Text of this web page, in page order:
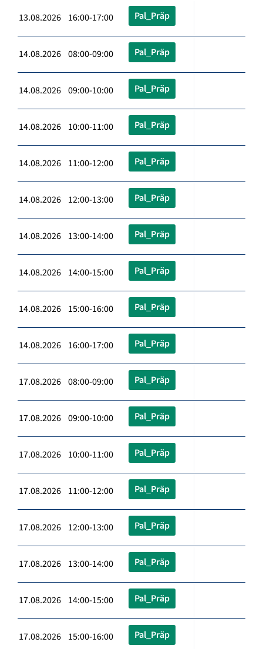
13.08.2026 16:00-17:00 Pal_Präp
14.08.2026 08:00-09:00 Pal_Präp
14.08.2026 09:00-10:00 Pal_Präp
14.08.2026 10:00-11:00 Pal_Präp
14.08.2026 11:00-12:00 Pal_Präp
14.08.2026 12:00-13:00 Pal_Präp
14.08.2026 13:00-14:00 Pal_Präp
14.08.2026 14:00-15:00 Pal_Präp
14.08.2026 15:00-16:00 Pal_Präp
14.08.2026 16:00-17:00 Pal_Präp
17.08.2026 08:00-09:00 Pal_Präp
17.08.2026 09:00-10:00 Pal_Präp
17.08.2026 10:00-11:00 Pal_Präp
17.08.2026 11:00-12:00 Pal_Präp
17.08.2026 12:00-13:00 Pal_Präp
17.08.2026 13:00-14:00 Pal_Präp
17.08.2026 14:00-15:00 Pal_Präp
17.08.2026 15:00-16:00 Pal_Präp